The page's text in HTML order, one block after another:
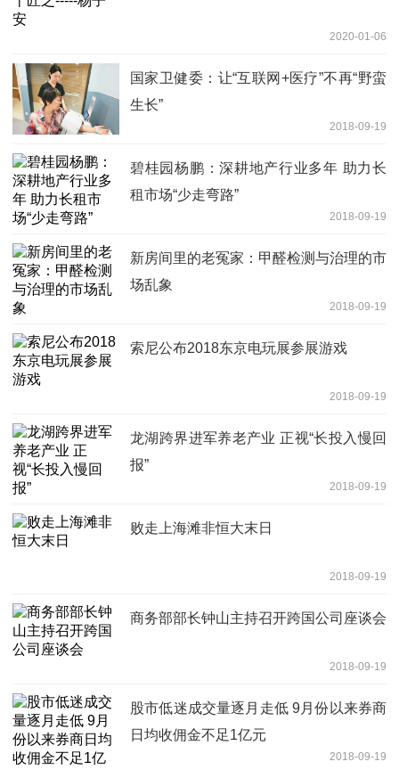
2020-01-06
国家卫健委：让“互联网+医疗”不再“野蛮
生长”
2018-09-19
碧桂园杨鹏：深耕地产行业多年 助力长
租市场“少走弯路”
2018-09-19
新房间里的老冤家：甲醛检测与治理的市
场乱象
2018-09-19
索尼公布2018东京电玩展参展游戏
2018-09-19
龙湖跨界进军养老产业 正视“长投入慢回
报”
2018-09-19
败走上海滩非恒大末日
2018-09-19
商务部部长钟山主持召开跨国公司座谈会
2018-09-19
股市低迷成交量逐月走低 9月份以来券商
日均收佣金不足1亿元
2018-09-19